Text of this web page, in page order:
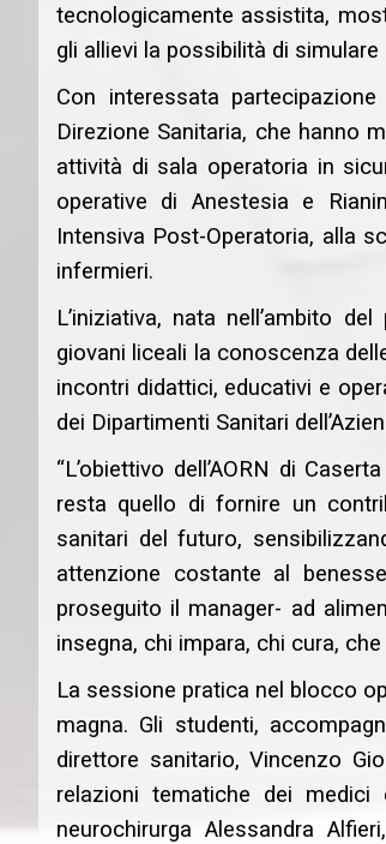
tecnologicamente assistita,
gli allievi la possibilità di
Con interessata
Direzione Sanitaria, che hanno
attività di sala operatoria in
operative di Anestesia e
Intensiva Post-Operatoria, alla
infermieri.
L’iniziativa, nata nell’ambito
giovani liceali la conoscenza
incontri didattici, educativi e
dei Dipartimenti Sanitari
“L’obiettivo dell’AORN di
resta quello di fornire un
sanitari del futuro,
attenzione costante al
proseguito il manager- ad
insegna, chi impara, chi cura,
La sessione pratica nel blocco
magna. Gli studenti,
direttore sanitario, Vincenzo
relazioni tematiche dei
neurochirurga Alessandra